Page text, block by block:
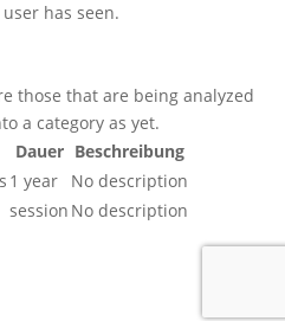
user has seen.
those that are being analyzed
a category as yet.
Dauer Beschreibung
1 year
No description
session No description